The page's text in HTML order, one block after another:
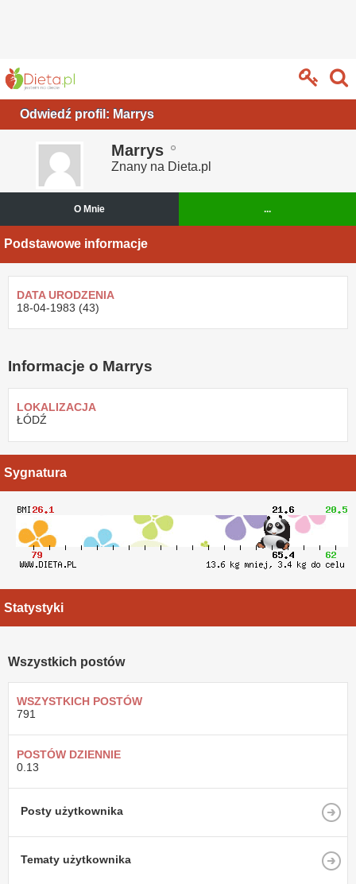
Odwiedź profil: Marrys
Marrys
Znany na Dieta.pl
O Mnie ...
Podstawowe informacje
DATA URODZENIA
18-04-1983 (43)
Informacje o Marrys
LOKALIZACJA
ŁÓDŹ
Sygnatura
Statystyki
Wszystkich postów
WSZYSTKICH POSTÓW
791
POSTÓW DZIENNIE
0.13
Posty użytkownika
Tematy użytkownika